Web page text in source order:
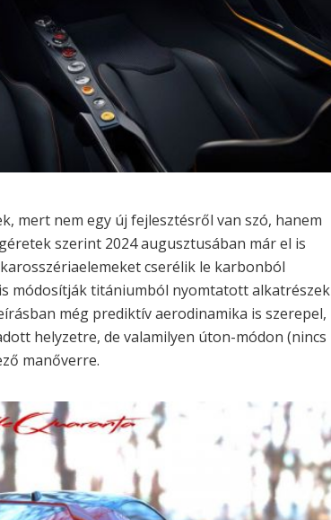
mert nem egy új fejlesztésről van szó, hanem
szerint 2024 augusztusában már el is
cserélik le karbonból
módosítják titániumból nyomtatott alkatrészek
még prediktív aerodinamika is szerepel,
helyzetre, de valamilyen úton-módon (nincs
manőverre.